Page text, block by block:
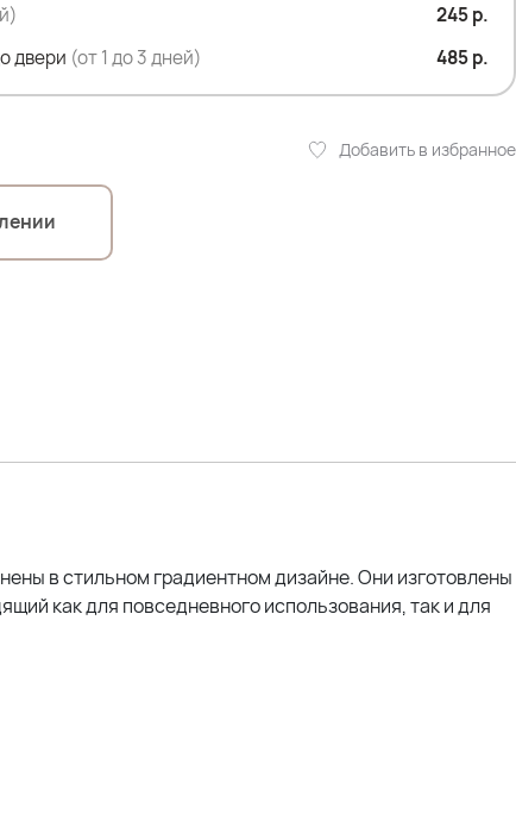
245 р.
двери (от 1 до 3 дней) 485 р.
Добавить в избранное
в стильном градиентном дизайне. Они изготовлены
как для повседневного использования, так и для